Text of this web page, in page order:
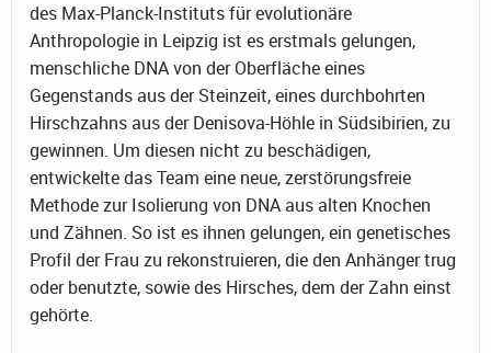
des Max-Planck-Instituts für evolutionäre
Anthropologie in Leipzig ist es erstmals gelungen,
menschliche DNA von der Oberfläche eines
Gegenstands aus der Steinzeit, eines durchbohrten
Hirschzahns aus der Denisova-Höhle in Südsibirien, zu
gewinnen. Um diesen nicht zu beschädigen,
entwickelte das Team eine neue, zerstörungsfreie
Methode zur Isolierung von DNA aus alten Knochen
und Zähnen. So ist es ihnen gelungen, ein genetisches
Profil der Frau zu rekonstruieren, die den Anhänger trug
oder benutzte, sowie des Hirsches, dem der Zahn einst
gehörte.